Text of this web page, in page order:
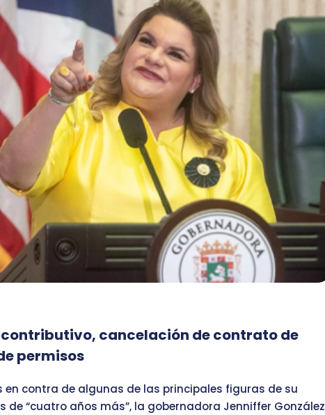
cancelación de contrato de
permisos
en contra de algunas de las principales figuras de su
de “cuatro años más”, la gobernadora Jenniffer González